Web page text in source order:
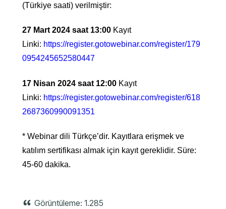
(Türkiye saati) verilmiştir:
27 Mart 2024 saat 13:00 Kayıt
Linki: https://register.gotowebinar.com/register/179
0954245652580447
17 Nisan 2024 saat 12:00 Kayıt
Linki: https://register.gotowebinar.com/register/618
2687360990091351
* Webinar dili Türkçe’dir. Kayıtlara erişmek ve
katılım sertifikası almak için kayıt gereklidir. Süre:
45-60 dakika.
Görüntüleme: 1.285